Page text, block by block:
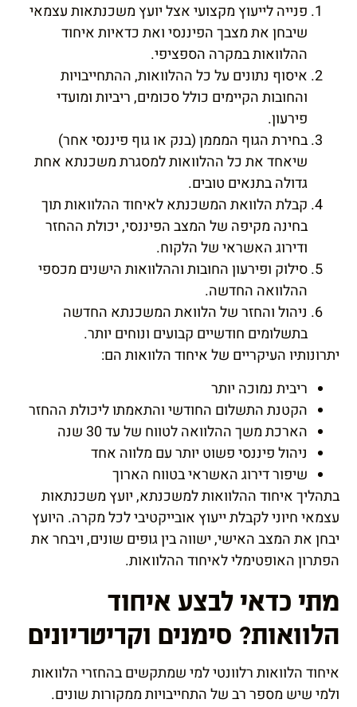
פנייה לייעוץ מקצועי אצל יועץ משכנתאות עצמאי
שיבחן את מצבך הפיננסי ואת כדאיות איחוד
ההלוואות במקרה הספציפי.
איסוף נתונים על כל ההלוואות, ההתחייבויות
והחובות הקיימים כולל סכומים, ריביות ומועדי
פירעון.
בחירת הגוף המממן (בנק או גוף פיננסי אחר)
שיאחד את כל ההלוואות למסגרת משכנתא אחת
גדולה בתנאים טובים.
קבלת הלוואת המשכנתא לאיחוד ההלוואות תוך
בחינה מקיפה של המצב הפיננסי, יכולת ההחזר
ודירוג האשראי של הלקוח.
סילוק ופירעון החובות וההלוואות הישנים מכספי
ההלוואה החדשה.
ניהול והחזר של הלוואת המשכנתא החדשה
בתשלומים חודשיים קבועים ונוחים יותר.
יתרונותיו העיקריים של איחוד הלוואות הם:
ריבית נמוכה יותר
הקטנת התשלום החודשי והתאמתו ליכולת ההחזר
הארכת משך ההלוואה לטווח של עד 30 שנה
ניהול פיננסי פשוט יותר עם מלווה אחד
שיפור דירוג האשראי בטווח הארוך
בתהליך איחוד ההלוואות למשכנתא, יועץ משכנתאות
עצמאי חיוני לקבלת ייעוץ אובייקטיבי לכל מקרה. היועץ
יבחן את המצב האישי, ישווה בין גופים שונים, ויבחר את
הפתרון האופטימלי לאיחוד ההלוואות.
מתי כדאי לבצע איחוד
הלוואות? סימנים וקריטריונים
איחוד הלוואות רלוונטי למי שמתקשים בהחזרי הלוואות
ולמי שיש מספר רב של התחייבויות ממקורות שונים.